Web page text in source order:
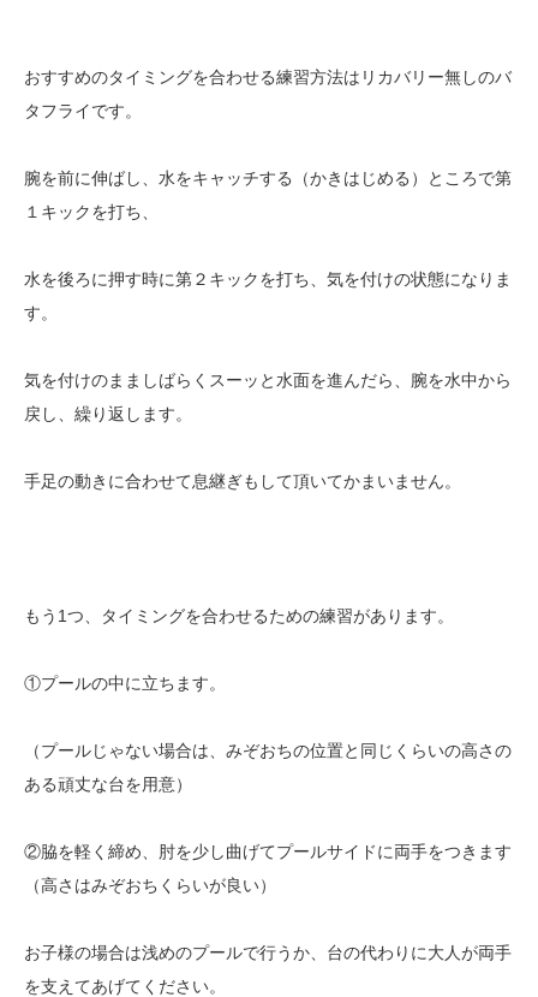
おすすめのタイミングを合わせる練習方法はリカバリー無しのバ
タフライです。
腕を前に伸ばし、水をキャッチする（かきはじめる）ところで第
１キックを打ち、
水を後ろに押す時に第２キックを打ち、気を付けの状態になりま
す。
気を付けのまましばらくスーッと水面を進んだら、腕を水中から
戻し、繰り返します。
手足の動きに合わせて息継ぎもして頂いてかまいません。
もう1つ、タイミングを合わせるための練習があります。
①プールの中に立ちます。
（プールじゃない場合は、みぞおちの位置と同じくらいの高さの
ある頑丈な台を用意）
②脇を軽く締め、肘を少し曲げてプールサイドに両手をつきます
（高さはみぞおちくらいが良い）
お子様の場合は浅めのプールで行うか、台の代わりに大人が両手
を支えてあげてください。